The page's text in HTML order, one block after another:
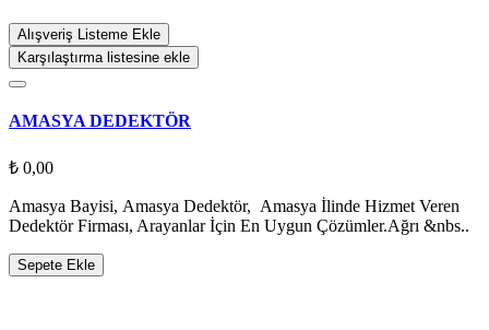
Alışveriş Listeme Ekle
Karşılaştırma listesine ekle
AMASYA DEDEKTÖR
₺ 0,00
Amasya Bayisi, Amasya Dedektör, Amasya İlinde Hizmet Veren
Dedektör Firması, Arayanlar İçin En Uygun Çözümler.Ağrı &nbs..
Sepete Ekle